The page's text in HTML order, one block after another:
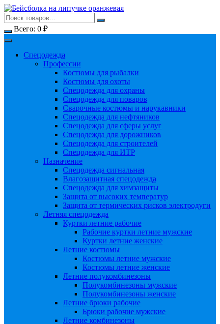
Перейти
к
содержимому
Всего: 0 ₽
Спецодежда
Профессии
Костюмы для рыбалки
Костюмы для охоты
Спецодежда для охраны
Спецодежда для поваров
Сварочные костюмы и нарукавники
Спецодежда для нефтяников
Спецодежда для сферы услуг
Спецодежда для дорожников
Спецодежда для строителей
Спецодежда для ИТР
Назначение
Спецодежда сигнальная
Влагозащитная спецодежда
Спецодежда для химзащиты
Защита от высоких температур
Защита от термических рисков электродуги
Летняя спецодежда
Куртки летние рабочие
Рабочие куртки летние мужские
Куртки летние женские
Летние костюмы
Костюмы летние мужские
Костюмы летние женские
Летние полукомбинезоны
Полукомбинезоны мужские
Полукомбинезоны женские
Летние брюки рабочие
Брюки рабочие мужские
Летние комбинезоны